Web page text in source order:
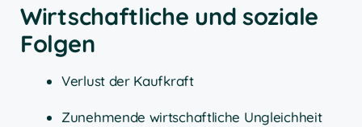
Wirtschaftliche und soziale
Folgen
Verlust der Kaufkraft
Zunehmende wirtschaftliche Ungleichheit